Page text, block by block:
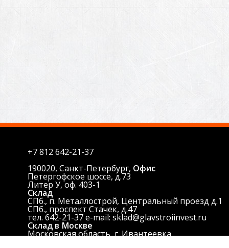
+7 812642-21-37
190020, Санкт-Петербург, Офис
Петергофское шоссе, д.73
Литер У, оф. 403-1
Склад
СПб., п. Металлострой, Центральный проезд д.1
СПб., проспект Стачек, д.47
тел. 642-21-37 e-mail: sklad@glavstroiinvest.ru
Склад в Москве
Московская область, г. Ивантеевка,